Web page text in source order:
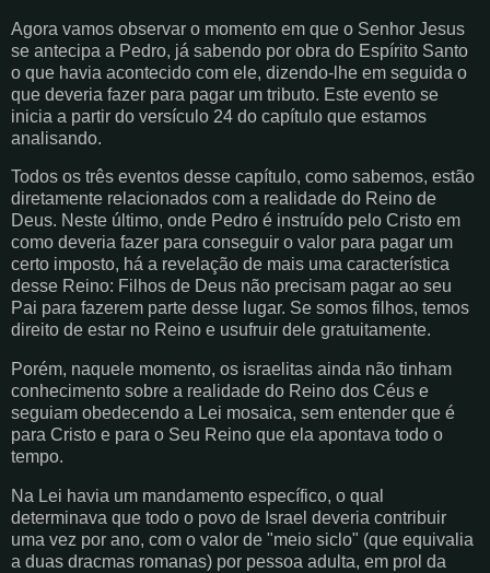
Agora vamos observar o momento em que o Senhor Jesus
se antecipa a Pedro, já sabendo por obra do Espírito Santo
o que havia acontecido com ele, dizendo-lhe em seguida o
que deveria fazer para pagar um tributo. Este evento se
inicia a partir do versículo 24 do capítulo que estamos
analisando.
Todos os três eventos desse capítulo, como sabemos, estão
diretamente relacionados com a realidade do Reino de
Deus. Neste último, onde Pedro é instruído pelo Cristo em
como deveria fazer para conseguir o valor para pagar um
certo imposto, há a revelação de mais uma característica
desse Reino: Filhos de Deus não precisam pagar ao seu
Pai para fazerem parte desse lugar. Se somos filhos, temos
direito de estar no Reino e usufruir dele gratuitamente.
Porém, naquele momento, os israelitas ainda não tinham
conhecimento sobre a realidade do Reino dos Céus e
seguiam obedecendo a Lei mosaica, sem entender que é
para Cristo e para o Seu Reino que ela apontava todo o
tempo.
Na Lei havia um mandamento específico, o qual
determinava que todo o povo de Israel deveria contribuir
uma vez por ano, com o valor de "meio siclo" (que equivalia
a duas dracmas romanas) por pessoa adulta, em prol da